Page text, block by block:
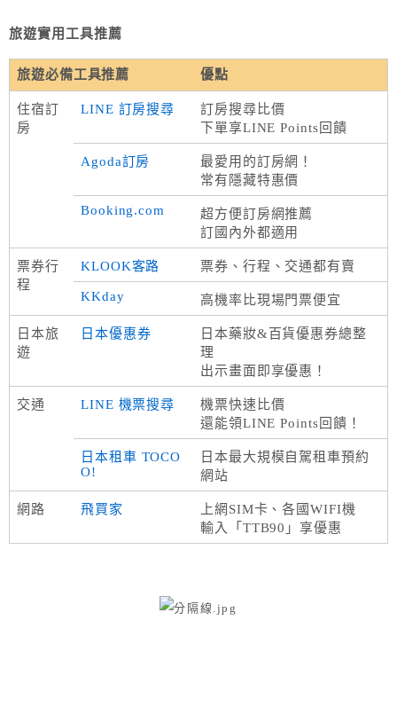
旅遊實用工具推薦
旅遊必備工具推薦 優點
住宿訂
房
LINE 訂房搜尋
訂房搜尋比價
下單享LINE Points回饋
Agoda訂房
最愛用的訂房網！
常有隱藏特惠價
Booking.com
超方便訂房網推薦
訂國內外都適用
票券行
程
KLOOK客路 票券、行程、交通都有賣
KKday 高機率比現場門票便宜
日本旅
遊
日本優惠券
日本藥妝&百貨優惠券總整
理
出示畫面即享優惠！
交通 LINE 機票搜尋
機票快速比價
還能領LINE Points回饋！
日本租車 TOCO
O!
日本最大規模自駕租車預約
網站
網路 飛買家
上網SIM卡、各國WIFI機
輸入「TTB90」享優惠